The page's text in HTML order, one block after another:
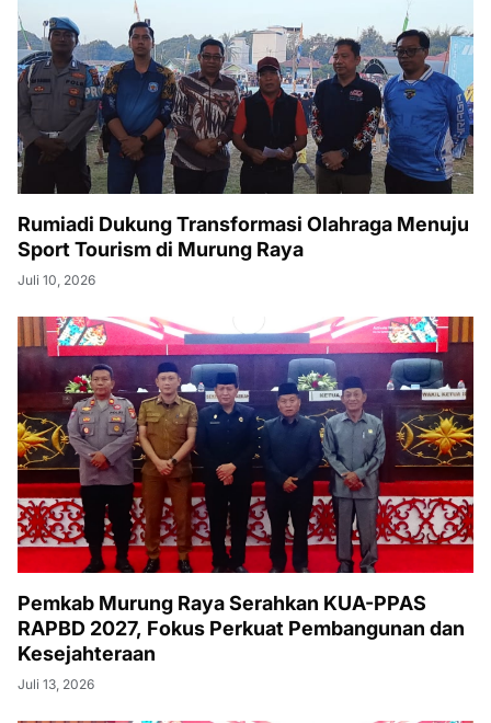
Rumiadi Dukung Transformasi Olahraga Menuju
Sport Tourism di Murung Raya
Juli 10, 2026
Pemkab Murung Raya Serahkan KUA-PPAS
RAPBD 2027, Fokus Perkuat Pembangunan dan
Kesejahteraan
Juli 13, 2026